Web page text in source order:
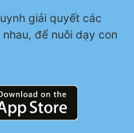
giải quyết các
để nuôi dạy con